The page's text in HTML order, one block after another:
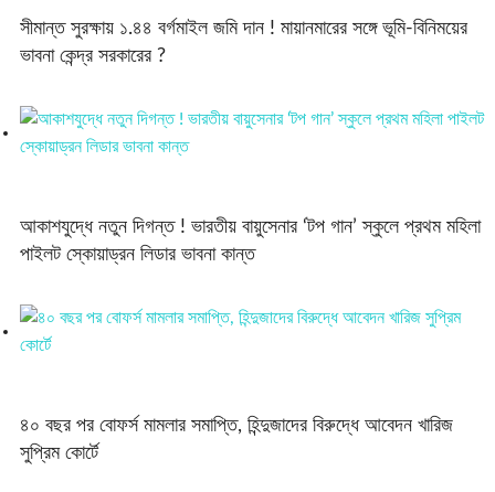
সীমান্ত সুরক্ষায় ১.৪৪ বর্গমাইল জমি দান ! মায়ানমারের সঙ্গে ভূমি-বিনিময়ের
ভাবনা কেন্দ্র সরকারের ?
আকাশযুদ্ধে নতুন দিগন্ত ! ভারতীয় বায়ুসেনার ‘টপ গান’ স্কুলে প্রথম মহিলা
পাইলট স্কোয়াড্রন লিডার ভাবনা কান্ত
‌৪০ বছর পর বোফর্স মামলার সমাপ্তি, হিন্দুজাদের বিরুদ্ধে আবেদন খারিজ
সুপ্রিম কোর্টে